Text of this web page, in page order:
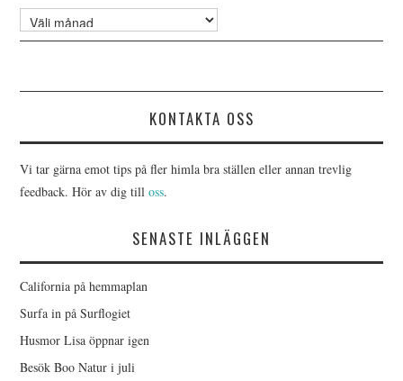
Arkiv
KONTAKTA OSS
Vi tar gärna emot tips på fler himla bra ställen eller annan trevlig
feedback. Hör av dig tilloss.
SENASTE INLÄGGEN
California på hemmaplan
Surfa in på Surflogiet
Husmor Lisa öppnar igen
Besök Boo Natur i juli